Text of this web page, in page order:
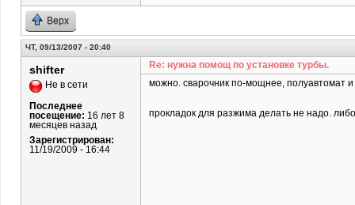
Верх
ЧТ, 09/13/2007 - 20:40
shifter
Не в сети
Последнее
посещение: 16 лет 8
месяцев назад
Зарегистрирован:
11/19/2009 - 16:44
Re: нужна помощ по установке турбы.
можно. сварочник по-мощнее, полуавтомат
прокладок для разжима делать не надо.